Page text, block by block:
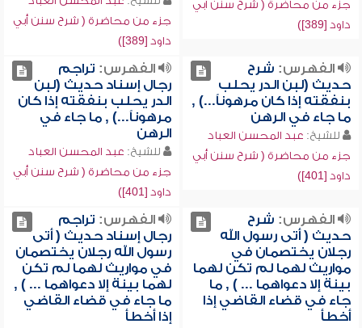
جزء من محاضرة ( شرح سنن أبي
داود [389])
جزء من محاضرة ( شرح سنن أبي
داود [389])
الفهرس: شرح
حديث (لبن الدر يحلب
بنفقته إذا كان مرهوناً...) ,
ما جاء في الرهن
للشيخ: عبد المحسن العباد
جزء من محاضرة ( شرح سنن أبي
داود [401])
الفهرس: تراجم
رجال إسناد حديث (لبن
الدر يحلب بنفقته إذا كان
مرهوناً...) , ما جاء في
الرهن
للشيخ: عبد المحسن العباد
جزء من محاضرة ( شرح سنن أبي
داود [401])
الفهرس: شرح
حديث ( أتى رسول الله
رجلان يختصمان في
مواريث لهما لم تكن لهما
بينة إلا دعواهما ... ) , ما
جاء في قضاء القاضي إذا
أخطأ
الفهرس: تراجم
رجال إسناد حديث ( أتى
رسول الله رجلان يختصمان
في مواريث لهما لم تكن
لهما بينة إلا دعواهما ... ) ,
ما جاء في قضاء القاضي
إذا أخطأ